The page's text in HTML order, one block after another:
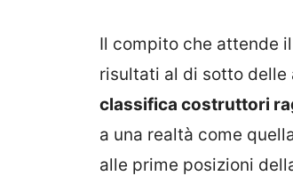
Il compito che attende
risultati al di sotto
classifica costruttori
a una realtà come
alle prime posizioni